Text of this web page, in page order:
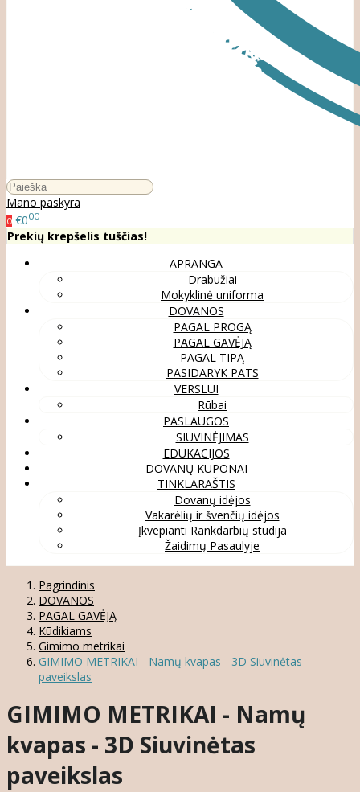
Mano paskyra
0 €000
Prekių krepšelis tuščias!
APRANGA
Drabužiai
Mokyklinė uniforma
DOVANOS
PAGAL PROGĄ
PAGAL GAVĖJĄ
PAGAL TIPĄ
PASIDARYK PATS
VERSLUI
Rūbai
PASLAUGOS
SIUVINĖJIMAS
EDUKACIJOS
DOVANŲ KUPONAI
TINKLARAŠTIS
Dovanų idėjos
Vakarėlių ir švenčių idėjos
Įkvepianti Rankdarbių studija
Žaidimų Pasaulyje
Pagrindinis
DOVANOS
PAGAL GAVĖJĄ
Kūdikiams
Gimimo metrikai
GIMIMO METRIKAI - Namų kvapas - 3D Siuvinėtas
paveikslas
GIMIMO METRIKAI - Namų
kvapas - 3D Siuvinėtas
paveikslas